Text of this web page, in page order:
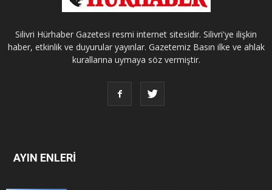
Silivri Hürhaber Gazetesi resmi internet sitesidir. Silivri'ye ilişkin
haber, etkinlik ve duyurular yayınlar. Gazetemiz Basın ilke ve ahlak
kurallarına uymaya söz vermiştir.
AYIN ENLERİ